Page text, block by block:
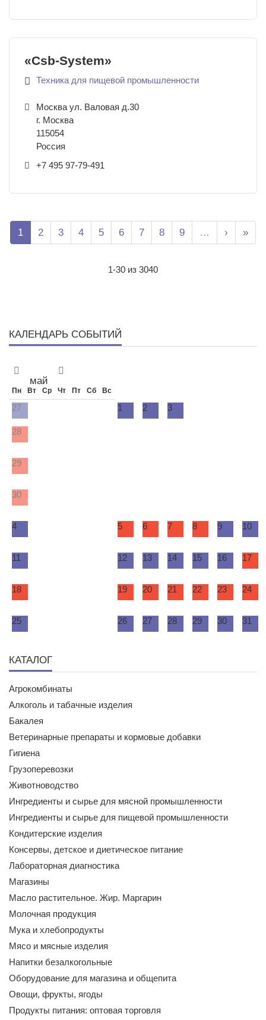
«Csb-System»
Техника для пищевой промышленности
Москва ул. Валовая д.30
г. Москва
115054
Россия
+7 495 97-79-491
Page
1 Page
2 Page
3 Page
4 Page
5 Page
6 Page
7 Page
8 Page
9 … › »
1-30 из 3040
КАЛЕНДАРЬ СОБЫТИЙ
май
Пн Вт Ср Чт Пт Сб Вс
27
28
29
30
1 2 3
4 5 6 7 8 9 10
11 12 13 14 15 16 17
18 19 20 21 22 23 24
25 26 27 28 29 30 31
КАТАЛОГ
Агрокомбинаты
Алкоголь и табачные изделия
Бакалея
Ветеринарные препараты и кормовые добавки
Гигиена
Грузоперевозки
Животноводство
Ингредиенты и сырье для мясной промышленности
Ингредиенты и сырье для пищевой промышленности
Кондитерские изделия
Консервы, детское и диетическое питание
Лабораторная диагностика
Магазины
Масло растительное. Жир. Маргарин
Молочная продукция
Мука и хлебопродукты
Мясо и мясные изделия
Напитки безалкогольные
Оборудование для магазина и общепита
Овощи, фрукты, ягоды
Продукты питания: оптовая торговля